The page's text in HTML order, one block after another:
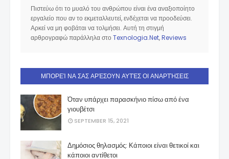
Πιστεύω ότι το μυαλό του ανθρώπου είναι ένα αναξιοποίητο
εργαλείο που αν το εκμεταλλευτεί, ενδέχεται να προοδεύσει.
Αρκεί να μη φοβάται να τολμήσει. Αυτή τη στιγμή
αρθρογραφώ παράλληλα στο Texnologia.Net,Reviews
ΜΠΟΡΕΊ ΝΑ ΣΑΣ ΑΡΈΣΟΥΝ ΑΥΤΈΣ ΟΙ ΑΝΑΡΤΉΣΕΙΣ
Όταν υπάρχει παρασκήνιο πίσω από ένα
γιουβέτσι
SEPTEMBER 15, 2021
Δημόσιος θηλασμός: Κάποιοι είναι θετικοί και
κάποιοι αντίθετοι